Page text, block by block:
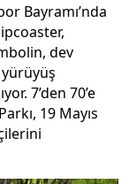
Bayramı’nda
dev
7’den 70’e
19 Mayıs